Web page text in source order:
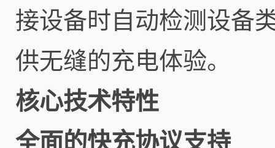
接设备时自动检测设备
供无缝的充电体验。
核心技术特性
全面的快充协议支持